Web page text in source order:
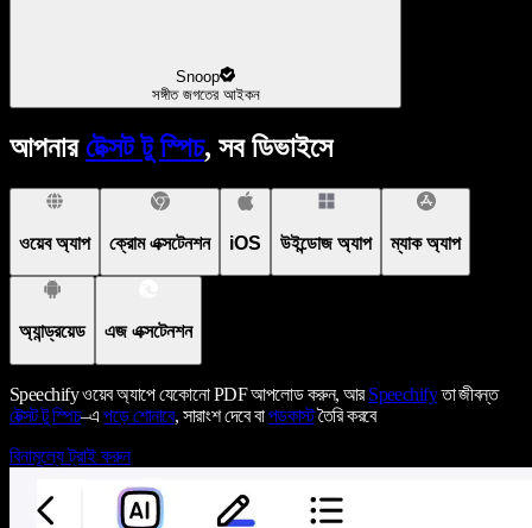
Snoop
সঙ্গীত জগতের আইকন
আপনার টেক্সট টু স্পিচ, সব ডিভাইসে
ওয়েব অ্যাপ ক্রোম এক্সটেনশন iOS উইন্ডোজ অ্যাপ ম্যাক অ্যাপ
অ্যান্ড্রয়েড এজ এক্সটেনশন
Speechify ওয়েব অ্যাপে যেকোনো PDF আপলোড করুন, আরSpeechifyতা জীবন্ত
টেক্সট টু স্পিচ–এপড়ে শোনাবে, সারাংশ দেবে বাপডকাস্টতৈরি করবে
বিনামূল্যে ট্রাই করুন